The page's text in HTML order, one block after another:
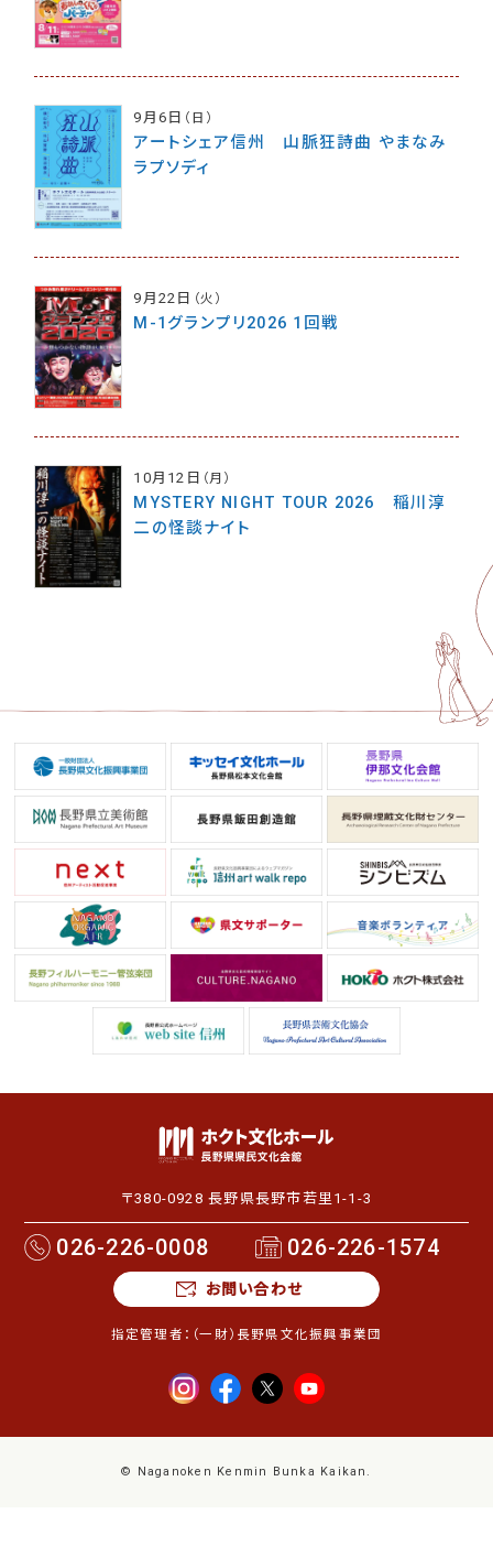
9月6日 （日）
アートシェア信州 山脈狂詩曲 やまなみ
ラプソディ
9月22日 （火）
M-1グランプリ2026 1回戦
10月12日 （月）
MYSTERY NIGHT TOUR 2026 稲川淳
二の怪談ナイト
〒380-0928 長野県長野市若里1-1-3
026-226-0008 026-226-1574
お問い合わせ
指定管理者： （一財）長野県文化振興事業団
© Naganoken Kenmin Bunka Kaikan.